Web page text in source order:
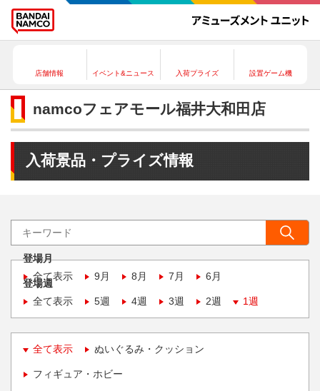
店舗情報 イベント&ニュース 入荷プライズ 設置ゲーム機
namcoフェアモール福井大和田店
入荷景品・プライズ情報
登場月
全て表示
9月 8月 7月 6月
登場週
全て表示
5週 4週 3週 2週 1週
全て表示 ぬいぐるみ・クッション
フィギュア・ホビー